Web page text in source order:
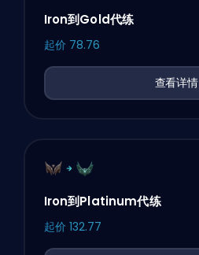
Iron到Gold代练
起价 78.76
查看详情
Iron到Platinum代练
起价 132.77